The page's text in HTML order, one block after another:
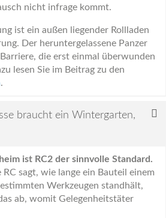
nicht infrage kommt.
ist ein außen liegender Rollladen
Der heruntergelassene Panzer
die erst einmal überwunden
lesen Sie im Beitrag zu den
.
braucht ein Wintergarten,
ist RC2 der sinnvolle Standard.
sagt, wie lange ein Bauteil einem
Werkzeugen standhält,
ab, womit Gelegenheitstäter